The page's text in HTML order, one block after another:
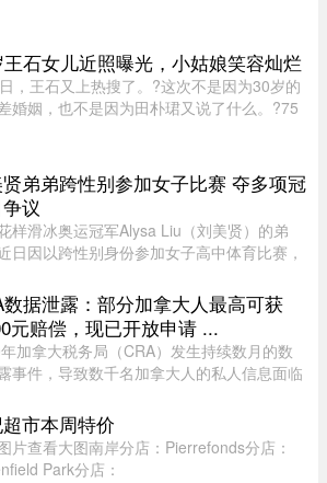
前事故具体原因尚未公布 ...
石女儿近照曝光，小姑娘笑容灿烂
，王石又上热搜了。?这次不是因为30岁的
婚姻，也不是因为田朴珺又说了什么。?75
攀岩装备，在岩壁上 ...
弟弟跨性别参加女子比赛 夺多项冠
议
样滑冰奥运冠军Alysa Liu（刘美贤）的弟
日因以跨性别身份参加女子高中体育比赛，
，后来认同为女性，并开始代表加州高中参
体育赛事。自2025 ...
据泄露：部分加拿大人最高可获
元赔偿，现已开放申请 ...
加拿大税务局（CRA）发生持续数月的数
事件，导致数千名加拿大人的私人信息面临
申请赔偿。 ...
市本周特价
片查看大图南岸分店：Pierrefonds分店：
Park分店：